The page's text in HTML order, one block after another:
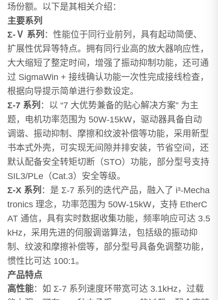
场份额。以下是其相关介绍：
主要系列
Σ-Ⅴ 系列 ：性能位于同行业前列，具有起动简便、
扩展性优异等特点。拥有同行业高的放大器响应性，
大大缩短了整定时间，增强了振动抑制功能，还可通
过 SigmaWin + 接线确认功能一次性完成接线检查，
根据向导提示简单进行参数设定。
Σ-7 系列 ：以 “7 大优势兼备的贴心解决方案” 为主
题，电机功率范围为 50W-15kW，驱动器具备自动
调谐、振动抑制、摩擦和纹波补偿等功能，采用新型
书本式外壳，可实现无间隙并排安装，节省空间，还
默认配备安全转矩切断（STO）功能，部分型号支持
SIL3/PLe（Cat.3）安全等级。
Σ-X 系列 ：是 Σ-7 系列的迭代产品，融入了 i³-Mecha
tronics 理念，功率范围为 50W-15kW，支持 EtherC
AT 通信，具有实时数据收集功能，频率响应可达 3.5
kHz，采用先进的伺服调谐算法，包括级的振动抑
制、纹波和摩擦补偿等，部分型号具备免调整功能，
惯性比可达 100:1。
产品特点
高性能：如 Σ-7 系列速度环带宽可达 3.1kHz，过载